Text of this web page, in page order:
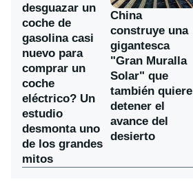
desguazar un
coche de
gasolina casi
nuevo para
comprar un
coche
eléctrico? Un
estudio
desmonta uno
de los grandes
mitos
China
construye una
gigantesca
"Gran Muralla
Solar" que
también quiere
detener el
avance del
desierto